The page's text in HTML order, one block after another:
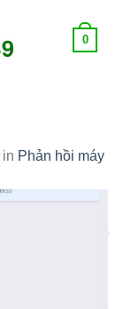
0
in Phản hồi máy